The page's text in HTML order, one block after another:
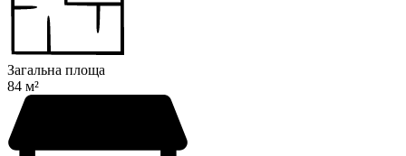
Загальна площа
84 м²